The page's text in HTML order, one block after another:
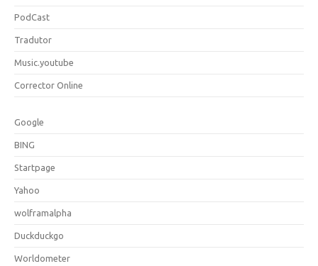
PodCast
Tradutor
Music.youtube
Corrector Online
Google
BING
Startpage
Yahoo
wolframalpha
Duckduckgo
Worldometer